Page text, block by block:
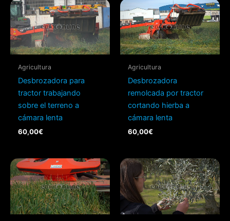
Agricultura
Desbrozadora para
tractor trabajando
sobre el terreno a
cámara lenta
60,00€
Agricultura
Desbrozadora
remolcada por tractor
cortando hierba a
cámara lenta
60,00€